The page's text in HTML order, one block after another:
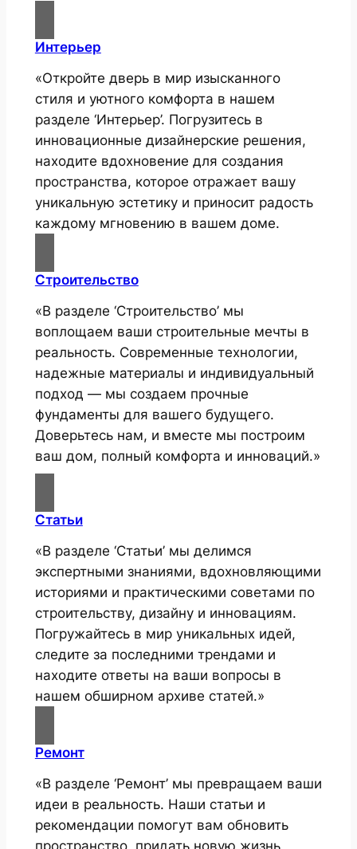
Интерьер
«Откройте дверь в мир изысканного
стиля и уютного комфорта в нашем
разделе ‘Интерьер’. Погрузитесь в
инновационные дизайнерские решения,
находите вдохновение для создания
пространства, которое отражает вашу
уникальную эстетику и приносит радость
каждому мгновению в вашем доме.
Строительство
«В разделе ‘Строительство’ мы
воплощаем ваши строительные мечты в
реальность. Современные технологии,
надежные материалы и индивидуальный
подход — мы создаем прочные
фундаменты для вашего будущего.
Доверьтесь нам, и вместе мы построим
ваш дом, полный комфорта и инноваций.»
Статьи
«В разделе ‘Статьи’ мы делимся
экспертными знаниями, вдохновляющими
историями и практическими советами по
строительству, дизайну и инновациям.
Погружайтесь в мир уникальных идей,
следите за последними трендами и
находите ответы на ваши вопросы в
нашем обширном архиве статей.»
Ремонт
«В разделе ‘Ремонт’ мы превращаем ваши
идеи в реальность. Наши статьи и
рекомендации помогут вам обновить